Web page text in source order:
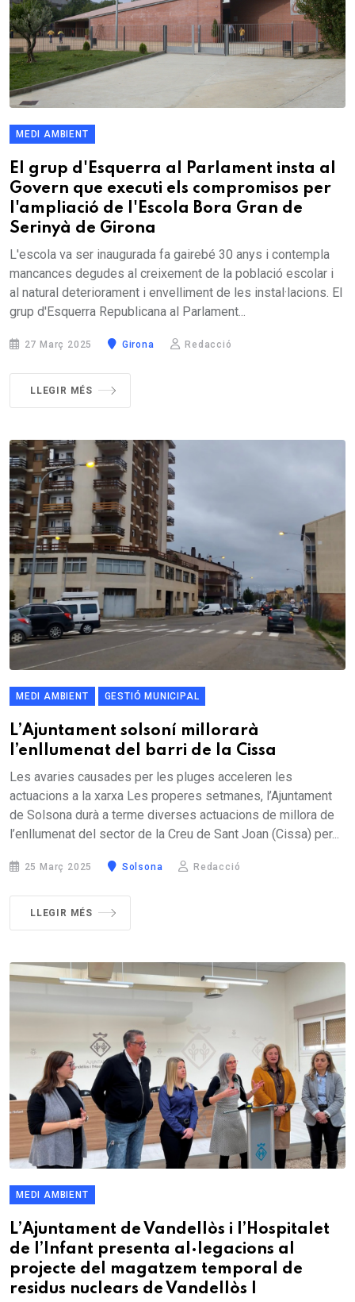
MEDI AMBIENT
El grup d'Esquerra al Parlament insta al
Govern que executi els compromisos per
l'ampliació de l'Escola Bora Gran de
Serinyà de Girona
L'escola va ser inaugurada fa gairebé 30 anys i contempla
mancances degudes al creixement de la població escolar i
al natural deteriorament i envelliment de les instal·lacions. El
grup d'Esquerra Republicana al Parlament...
27 Març 2025 Girona Redacció
LLEGIR MÉS
MEDI AMBIENT GESTIÓ MUNICIPAL
L’Ajuntament solsoní millorarà
l’enllumenat del barri de la Cissa
Les avaries causades per les pluges acceleren les
actuacions a la xarxa Les properes setmanes, l’Ajuntament
de Solsona durà a terme diverses actuacions de millora de
l’enllumenat del sector de la Creu de Sant Joan (Cissa) per...
25 Març 2025 Solsona Redacció
LLEGIR MÉS
MEDI AMBIENT
L’Ajuntament de Vandellòs i l’Hospitalet
de l’Infant presenta al·legacions al
projecte del magatzem temporal de
residus nuclears de Vandellòs I